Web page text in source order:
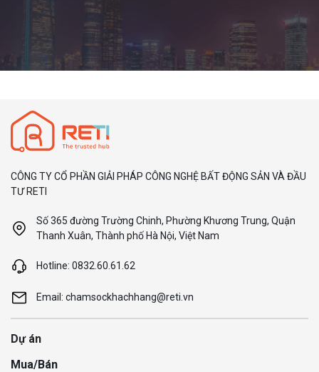
CÔNG TY CỔ PHẦN GIẢI PHÁP CÔNG NGHỆ BẤT ĐỘNG SẢN VÀ ĐẦU
TƯ RETI
Số 365 đường Trường Chinh, Phường Khương Trung, Quận
Thanh Xuân, Thành phố Hà Nội, Việt Nam
Hotline: 0832.60.61.62
Email: chamsockhachhang@reti.vn
Dự án
Mua/Bán